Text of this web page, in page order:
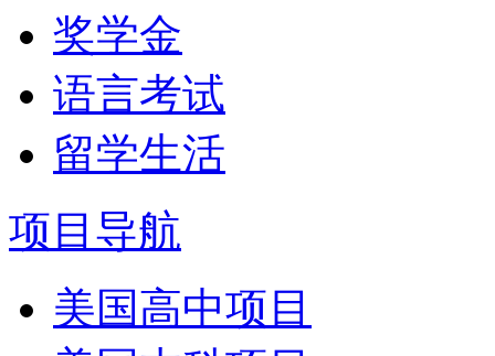
奖学金
语言考试
留学生活
项目导航
美国高中项目